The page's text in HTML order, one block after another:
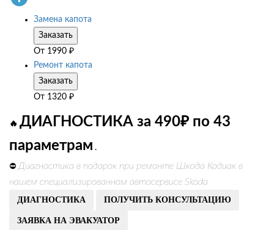
Замена капота
Заказать
От 1990 ₽
Ремонт капота
Заказать
От 1320 ₽
🔥 ДИАГНОСТИКА за 490₽ по 43
параметрам .
⛔ Диагностика в подарок при ремонте Шкода Кодиак в
нашем специализированном автосервисе Skoda
ДИАГНОСТИКА ПОЛУЧИТЬ КОНСУЛЬТАЦИЮ
ЗАЯВКА НА ЭВАКУАТОР